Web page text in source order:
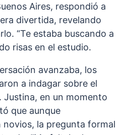
Aires, respondió a
divertida, revelando
“Te estaba buscando a
risas en el estudio.
avanzaba, los
a indagar sobre el
Justina, en un momento
que aunque
la pregunta formal